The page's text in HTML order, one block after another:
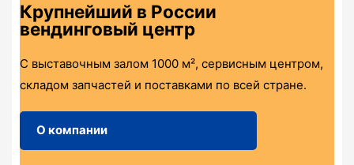
Крупнейший в России
вендинговый центр
С выставочным залом 1000 м², сервисным центром,
складом запчастей и поставками по всей стране.
О компании